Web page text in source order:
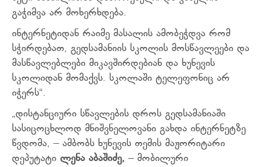
გაჭიმვა არ მოხერხდება.
ინტერნეტიდან რაიმე მასალის ამობეჭდვა რომ
სჭირდებათ, გედსამანიის სკოლის მოსწავლეები და
მასწავლებლები მიკავშირდებიან და ხუნევის
სკოლიდან მომაქვს. სკოლაში ტელეფონიც არ
იჭერს“.
„დისტანციური სწავლების დროს გედსამანიაში
სასიცოცხლოდ მნიშვნელოვანი გახდა ინტერნეტზე
წვდომა, – ამბობს ხუნევის თემის მაჟორიტარი
დეპუტატი ლენა აბაშიძე, – მობილური